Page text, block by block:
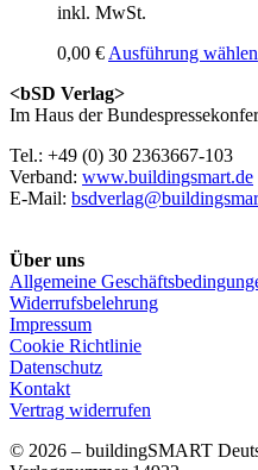
inkl. MwSt.
0,00 € Ausführung wählen
<bSD Verlag>
Im Haus der
Tel.: +49 (0) 30 2363667-103
Verband: www.buildingsmart.de
E-Mail:
Über uns
Allgemeine
Widerrufsbelehrung
Impressum
Cookie Richtlinie
Datenschutz
Kontakt
Vertrag widerrufen
© 2026 – buildingSMART